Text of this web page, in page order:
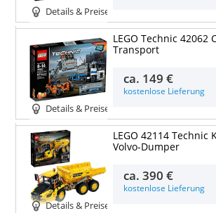
Details & Preise
Details & Preise
LEGO Technic 42062
Transport
ca. 149 €
kostenlose Lieferung
Details & Preise
LEGO 42114 Technic
Volvo-Dumper
ca.390 €
kostenlose Lieferung